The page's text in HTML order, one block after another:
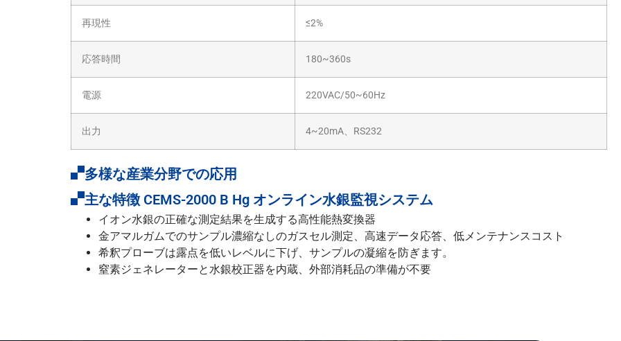
再現性 ≤2%
応答時間 180~360s
電源 220VAC/50~60Hz
出力 4~20mA、RS232
多様な産業分野での応用
主な特徴 CEMS-2000 B Hg オンライン水銀監視システム
イオン水銀の正確な測定結果を生成する高性能熱変換器
金アマルガムでのサンプル濃縮なしのガスセル測定、高速データ応答、低メンテナンスコスト
希釈プローブは露点を低いレベルに下げ、サンプルの凝縮を防ぎます。
窒素ジェネレーターと水銀校正器を内蔵、外部消耗品の準備が不要